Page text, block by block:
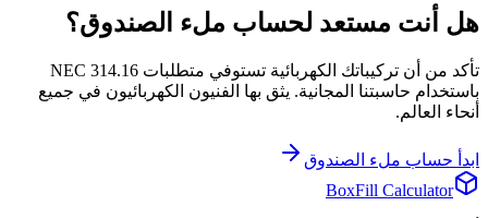
هل أنت مستعد لحساب ملء الصندوق؟
تأكد من أن تركيباتك الكهربائية تستوفي متطلبات NEC 314.16
باستخدام حاسبتنا المجانية. يثق بها الفنيون الكهربائيون في جميع
أنحاء العالم.
ابدأ حساب ملء الصندوق
BoxFill Calculator